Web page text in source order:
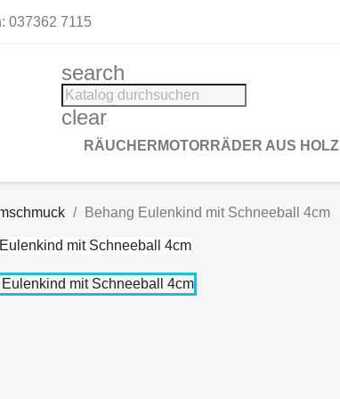
037362 7115
search
clear
RÄUCHERMOTORRÄDER AUS HOLZ
Behang Eulenkind mit Schneeball 4cm